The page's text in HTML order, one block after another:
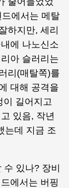
에서는 메탈
하지만, 세리
에 나노신소
아 슬러리는
리(매탈쪽)를
대해 공격을
이 길어지고
있음, 작년
는데 지금 조
있나? 장비
에서는 버핑